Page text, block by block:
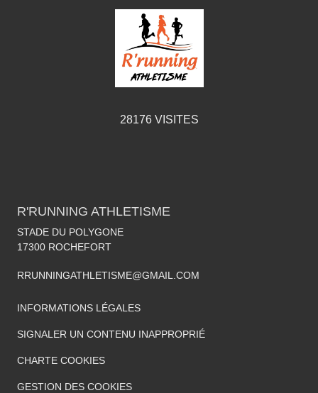
28176VISITES
R'RUNNING ATHLETISME
STADE DU POLYGONE
17300 ROCHEFORT
RRUNNINGATHLETISME@GMAIL.COM
INFORMATIONS LÉGALES
SIGNALER UN CONTENU INAPPROPRIÉ
CHARTE COOKIES
GESTION DES COOKIES